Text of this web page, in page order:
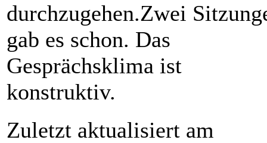
durchzugehen.Zwei
gab es schon. Das
Gesprächsklima ist
konstruktiv.
Zuletzt aktualisiert am